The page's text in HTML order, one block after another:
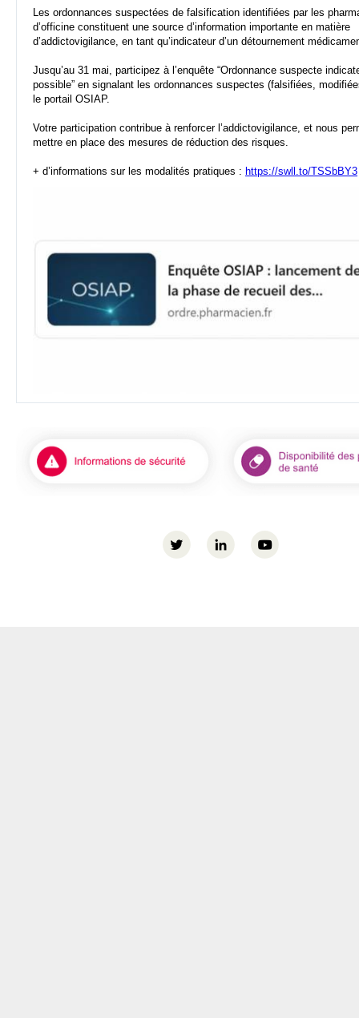
Les ordonnances suspectées de falsification identifiées par les
d’officine constituent une source d’information importante en matière
d’addictovigilance, en tant qu’indicateur d’un détournement
Jusqu’au 31 mai, participez à l’enquête “Ordonnance suspecte
possible” en signalant les ordonnances suspectes (falsifiées,
le portail OSIAP.
Votre participation contribue à renforcer l’addictovigilance, et nous
mettre en place des mesures de réduction des risques.
+ d’informations sur les modalités pratiques : https://swll.to/TSSbBY3